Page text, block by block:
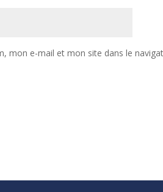
mon e-mail et mon site dans le